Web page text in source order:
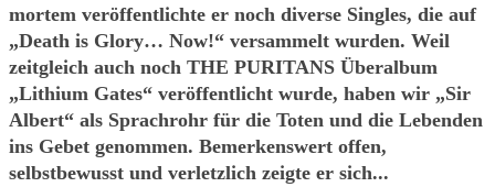
mortem veröffentlichte er noch diverse Singles, die auf
„Death is Glory… Now!“ versammelt wurden. Weil
zeitgleich auch noch THE PURITANS Überalbum
„Lithium Gates“ veröffentlicht wurde, haben wir „Sir
Albert“ als Sprachrohr für die Toten und die Lebenden
ins Gebet genommen. Bemerkenswert offen,
selbstbewusst und verletzlich zeigte er sich...